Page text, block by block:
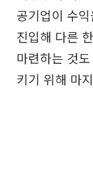
공기업이 수
진입해 다른
마련하는 것
키기 위해 마